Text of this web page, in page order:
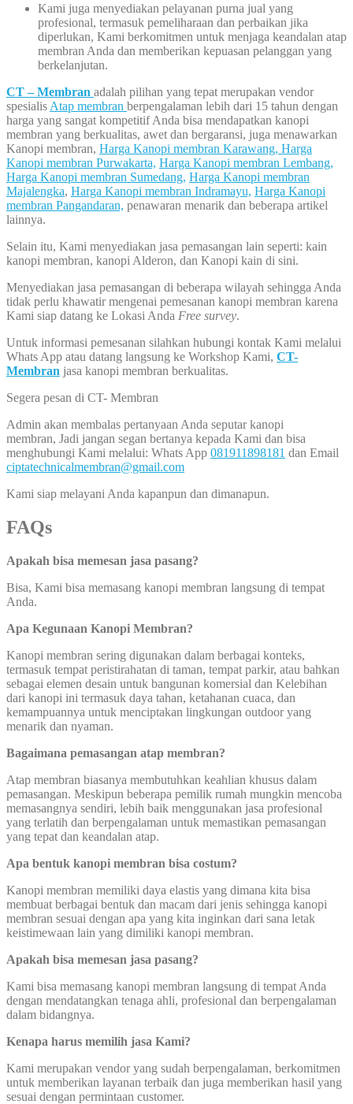
Kami juga menyediakan pelayanan purna jual yang
profesional, termasuk pemeliharaan dan perbaikan jika
diperlukan, Kami berkomitmen untuk menjaga keandalan atap
membran Anda dan memberikan kepuasan pelanggan yang
berkelanjutan.
CT – Membran adalah pilihan yang tepat merupakan vendor
spesialis Atap membran berpengalaman lebih dari 15 tahun dengan
harga yang sangat kompetitif Anda bisa mendapatkan kanopi
membran yang berkualitas, awet dan bergaransi, juga menawarkan
Kanopi membran, Harga Kanopi membran Karawang, Harga
Kanopi membran Purwakarta, Harga Kanopi membran Lembang,
Harga Kanopi membran Sumedang, Harga Kanopi membran
Majalengka, Harga Kanopi membran Indramayu, Harga Kanopi
membran Pangandaran, penawaran menarik dan beberapa artikel
lainnya.
Selain itu, Kami menyediakan jasa pemasangan lain seperti: kain
kanopi membran, kanopi Alderon, dan Kanopi kain di sini.
Menyediakan jasa pemasangan di beberapa wilayah sehingga Anda
tidak perlu khawatir mengenai pemesanan kanopi membran karena
Kami siap datang ke Lokasi Anda Free survey.
Untuk informasi pemesanan silahkan hubungi kontak Kami melalui
Whats App atau datang langsung ke Workshop Kami, CT-
Membran jasa kanopi membran berkualitas.
Segera pesan di CT- Membran
Admin akan membalas pertanyaan Anda seputar kanopi
membran, Jadi jangan segan bertanya kepada Kami dan bisa
menghubungi Kami melalui: Whats App 081911898181 dan Email
ciptatechnicalmembran@gmail.com
Kami siap melayani Anda kapanpun dan dimanapun.
FAQs
Apakah bisa memesan jasa pasang?
Bisa, Kami bisa memasang kanopi membran langsung di tempat
Anda.
Apa Kegunaan Kanopi Membran?
Kanopi membran sering digunakan dalam berbagai konteks,
termasuk tempat peristirahatan di taman, tempat parkir, atau bahkan
sebagai elemen desain untuk bangunan komersial dan Kelebihan
dari kanopi ini termasuk daya tahan, ketahanan cuaca, dan
kemampuannya untuk menciptakan lingkungan outdoor yang
menarik dan nyaman.
Bagaimana pemasangan atap membran?
Atap membran biasanya membutuhkan keahlian khusus dalam
pemasangan. Meskipun beberapa pemilik rumah mungkin mencoba
memasangnya sendiri, lebih baik menggunakan jasa profesional
yang terlatih dan berpengalaman untuk memastikan pemasangan
yang tepat dan keandalan atap.
Apa bentuk kanopi membran bisa costum?
Kanopi membran memiliki daya elastis yang dimana kita bisa
membuat berbagai bentuk dan macam dari jenis sehingga kanopi
membran sesuai dengan apa yang kita inginkan dari sana letak
keistimewaan lain yang dimiliki kanopi membran.
Apakah bisa memesan jasa pasang?
Kami bisa memasang kanopi membran langsung di tempat Anda
dengan mendatangkan tenaga ahli, profesional dan berpengalaman
dalam bidangnya.
Kenapa harus memilih jasa Kami?
Kami merupakan vendor yang sudah berpengalaman, berkomitmen
untuk memberikan layanan terbaik dan juga memberikan hasil yang
sesuai dengan permintaan customer.